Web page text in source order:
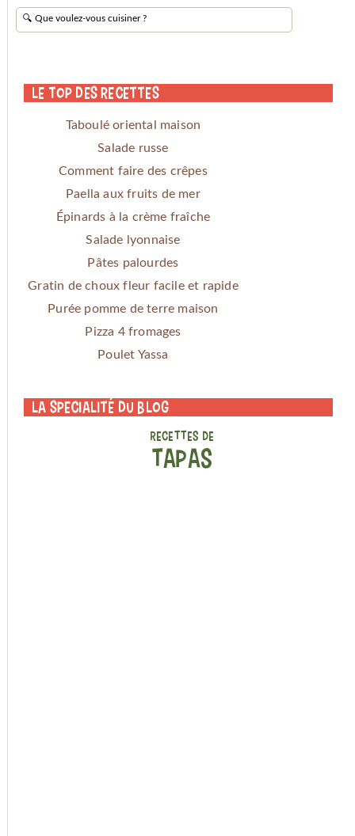
Le Top des Recettes
Taboulé oriental maison
Salade russe
Comment faire des crêpes
Paella aux fruits de mer
Épinards à la crème fraîche
Salade lyonnaise
Pâtes palourdes
Gratin de choux fleur facile et rapide
Purée pomme de terre maison
Pizza 4 fromages
Poulet Yassa
La specialité du blog
RECETTES DE
TAPAS